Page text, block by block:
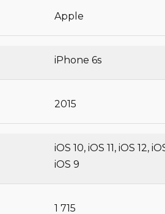
Apple
iPhone 6s
2015
iOS 10, iOS 11, iOS 12,
iOS 9
1 715